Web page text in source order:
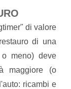
di valore
di una
meno) deve
maggiore (o
ricambi e